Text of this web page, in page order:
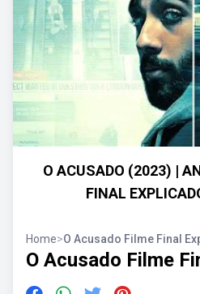
O ACUSADO (2023) |
FINAL
Home>O Acusado Filme Final
O Acusado Filme